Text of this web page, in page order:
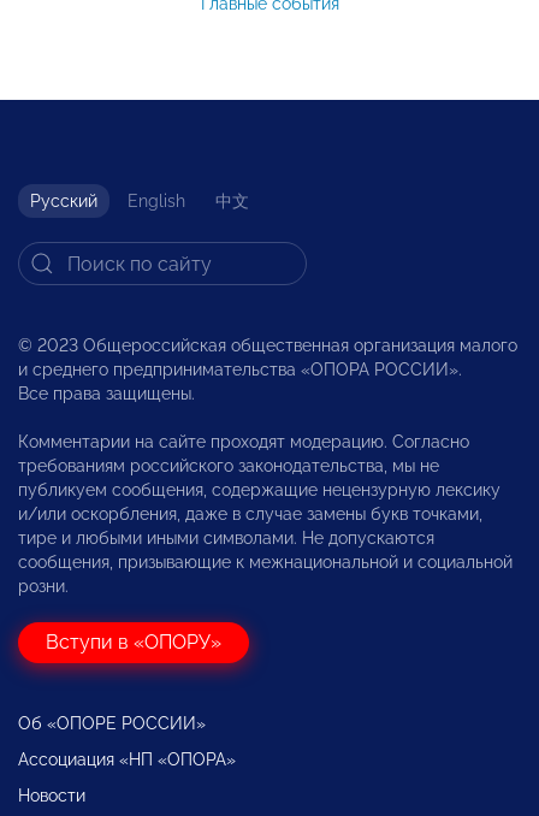
Главные события
Русский English 中文
© 2023 Общероссийская общественная организация малого
и среднего предпринимательства «ОПОРА РОССИИ».
Все права защищены.
Комментарии на сайте проходят модерацию. Согласно
требованиям российского законодательства, мы не
публикуем сообщения, содержащие нецензурную лексику
и/или оскорбления, даже в случае замены букв точками,
тире и любыми иными символами. Не допускаются
сообщения, призывающие к межнациональной и социальной
розни.
Вступи в «ОПОРУ»
Об «ОПОРЕ РОССИИ»
Ассоциация «НП «ОПОРА»
Новости